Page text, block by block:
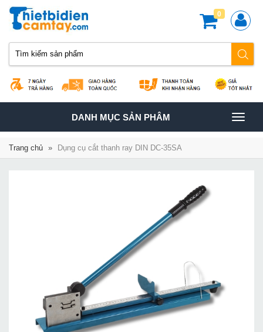
0
TOGGLE
NAVIGATION
DANH MỤC SẢN PHÂM
Trang chủ » Dụng cụ cắt thanh ray DIN DC-35SA